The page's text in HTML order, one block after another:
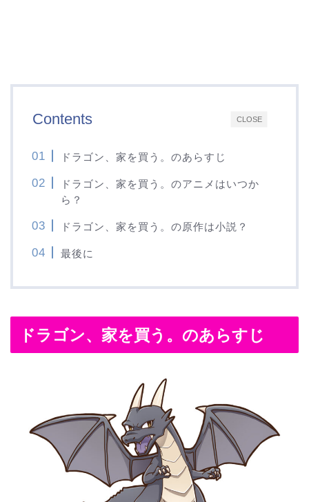
CLOSE
Contents
ドラゴン、家を買う。のあらすじ
ドラゴン、家を買う。のアニメはいつか
ら？
ドラゴン、家を買う。の原作は小説？
最後に
ドラゴン、家を買う。のあらすじ